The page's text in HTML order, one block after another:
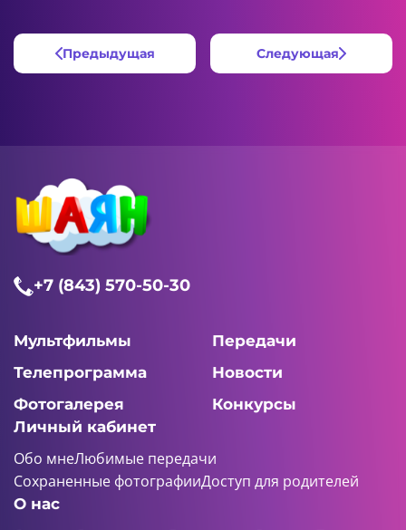
Предыдущая Следующая
+7 (843) 570-50-30
Мультфильмы
Передачи
Телепрограмма
Новости
Фотогалерея
Конкурсы
Личный кабинет
Обо мнеЛюбимые передачи
Сохраненные фотографииДоступ для родителей
О нас